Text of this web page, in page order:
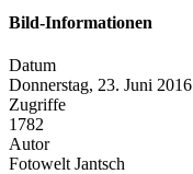
Bild-Informationen
Datum
Donnerstag, 23. Juni 2016
Zugriffe
1782
Autor
Fotowelt Jantsch